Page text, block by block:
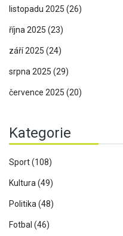
listopadu 2025 (26)
října 2025 (23)
září 2025 (24)
srpna 2025 (29)
července 2025 (20)
Kategorie
Sport(108)
Kultura(49)
Politika(48)
Fotbal (46)